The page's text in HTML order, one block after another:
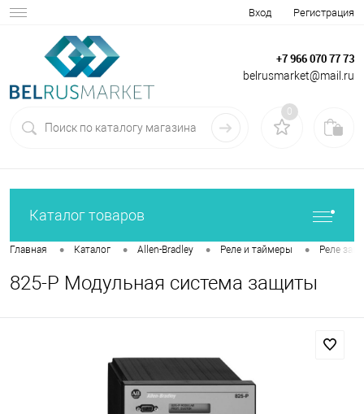
Вход Регистрация
+7 966 070 77 73
belrusmarket@mail.ru
0
Каталог товаров
Главная • Каталог • Allen-Bradley • Реле и таймеры • Реле
825-P Модульная система защиты